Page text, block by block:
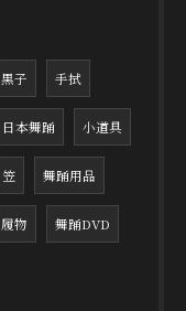
黒子 手拭
日本舞踊 小道具
笠 舞踊用品
履物 舞踊DVD